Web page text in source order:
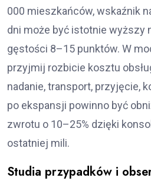
000 mieszkańców, wskaźnik
dni może być istotnie wyższy
gęstości 8–15 punktów. W
przyjmij rozbicie kosztu
nadanie, transport, przyjęcie,
po ekspansji powinno być
zwrotu o 10–25% dzięki
ostatniej mili.
Studia przypadków i